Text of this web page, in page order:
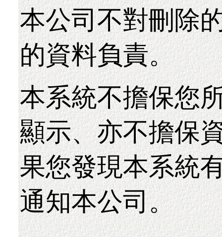
本公司不對刪除
的資料負責。
本系統不擔保您
顯示、亦不擔保
果您發現本系統
通知本公司。